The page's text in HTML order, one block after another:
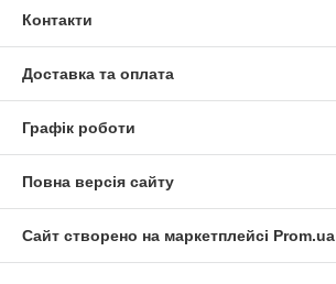
Контакти
Доставка та оплата
Графік роботи
Повна версія сайту
Сайт створено на маркетплейсі Prom.ua